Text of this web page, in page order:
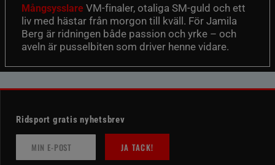
Mångsysslare VM-finaler, otaliga SM-guld och ett
liv med hästar från morgon till kväll. För Jamila
Berg är ridningen både passion och yrke – och
aveln är pusselbiten som driver henne vidare.
Ridsport gratis nyhetsbrev
JA TACK!